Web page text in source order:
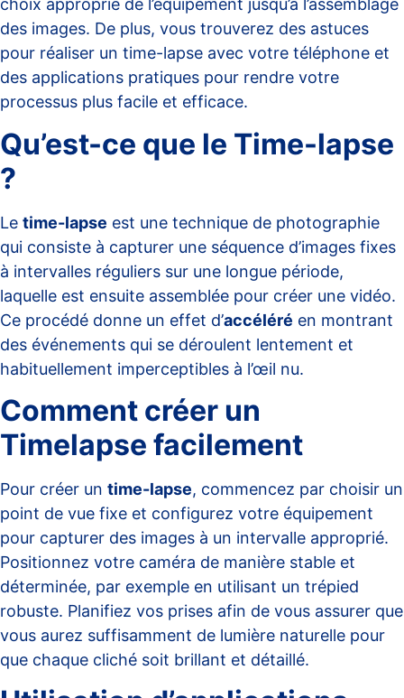
choix approprié de l’équipement jusqu’à l’assemblage
des images. De plus, vous trouverez des astuces
pour réaliser un time-lapse avec votre téléphone et
des applications pratiques pour rendre votre
processus plus facile et efficace.
Qu’est-ce que le Time-lapse
?
Le time-lapse est une technique de photographie
qui consiste à capturer une séquence d’images fixes
à intervalles réguliers sur une longue période,
laquelle est ensuite assemblée pour créer une vidéo.
Ce procédé donne un effet d’accéléré en montrant
des événements qui se déroulent lentement et
habituellement imperceptibles à l’œil nu.
Comment créer un
Timelapse facilement
Pour créer un time-lapse, commencez par choisir un
point de vue fixe et configurez votre équipement
pour capturer des images à un intervalle approprié.
Positionnez votre caméra de manière stable et
déterminée, par exemple en utilisant un trépied
robuste. Planifiez vos prises afin de vous assurer que
vous aurez suffisamment de lumière naturelle pour
que chaque cliché soit brillant et détaillé.